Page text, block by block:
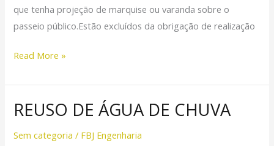
que tenha projeção de marquise ou varanda sobre o
passeio público.Estão excluídos da obrigação de realização
Read More »
REUSO DE ÁGUA DE CHUVA
Sem categoria / FBJ Engenharia
REUSO
ÁGUA